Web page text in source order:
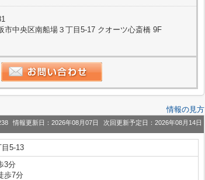
市中央区南船場３丁目5-17 クオーツ心斎橋 9F
情報の見方
情報更新日：2026年08月07日 次回更新予定日：2026年08月14日
目5-13
3分
歩7分